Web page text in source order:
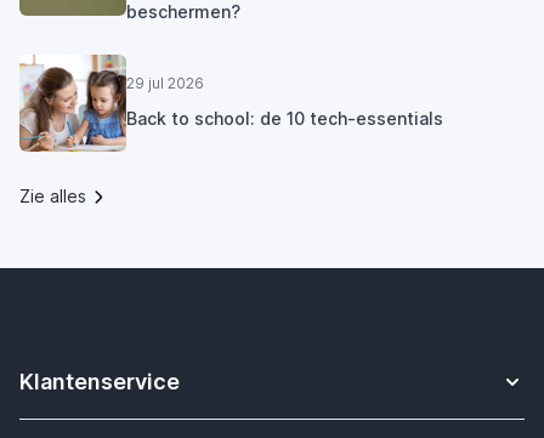
beschermen?
29 jul 2026
Back to school: de 10 tech-essentials
Zie alles
Klantenservice